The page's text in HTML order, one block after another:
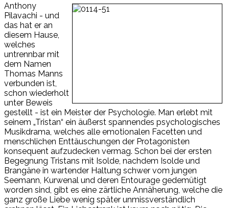
Anthony
Pilavachi - und
das hat er an
diesem Hause,
welches
untrennbar mit
dem Namen
Thomas Manns
verbunden ist,
schon wiederholt
unter Beweis
gestellt - ist ein Meister der Psychologie. Man erlebt mit
seinem „Tristan“ ein äußerst spannendes psychologisches
Musikdrama, welches alle emotionalen Facetten und
menschlichen Enttäuschungen der Protagonisten
konsequent aufzudecken vermag. Schon bei der ersten
Begegnung Tristans mit Isolde, nachdem Isolde und
Brangäne in wartender Haltung schwer vom jungen
Seemann, Kurwenal und deren Entourage gedemütigt
worden sind, gibt es eine zärtliche Annäherung, welche die
ganz große Liebe wenig später unmissverständlich